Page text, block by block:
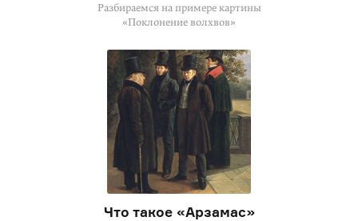
Разбираемся на примере картины
«Поклонение волхвов»
Что такое «Арзамас»